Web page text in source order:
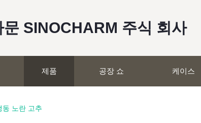
문 SINOCHARM 주식 회사
제품 공장 쇼 케이스
동 노란 고추